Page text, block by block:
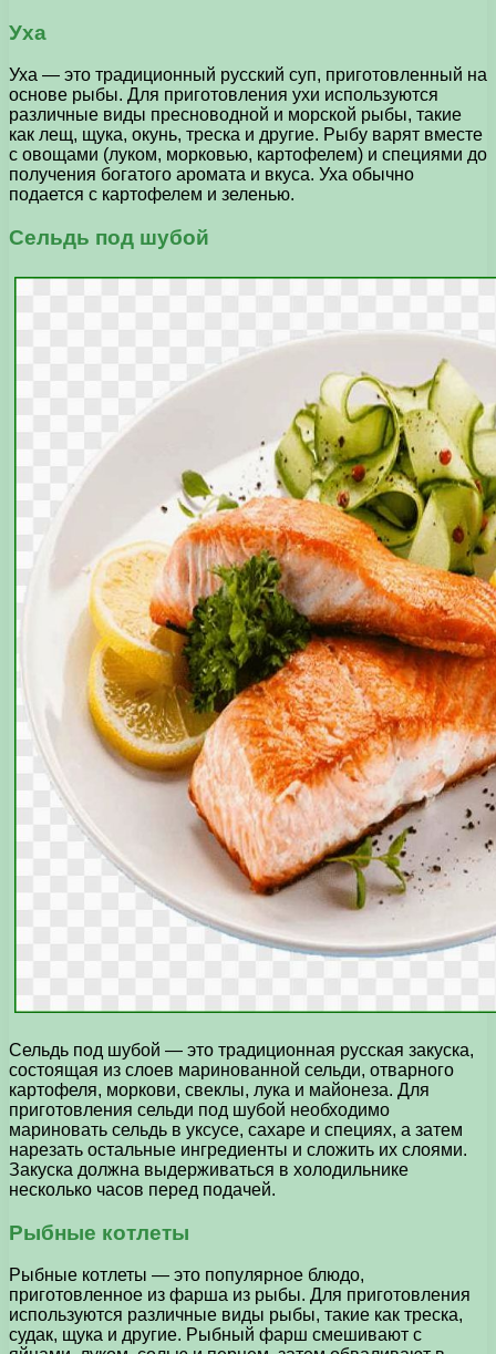
Уха
Уха — это традиционный русский суп, приготовленный на
основе рыбы. Для приготовления ухи используются
различные виды пресноводной и морской рыбы, такие
как лещ, щука, окунь, треска и другие. Рыбу варят вместе
с овощами (луком, морковью, картофелем) и специями до
получения богатого аромата и вкуса. Уха обычно
подается с картофелем и зеленью.
Сельдь под шубой
Сельдь под шубой — это традиционная русская закуска,
состоящая из слоев маринованной сельди, отварного
картофеля, моркови, свеклы, лука и майонеза. Для
приготовления сельди под шубой необходимо
мариновать сельдь в уксусе, сахаре и специях, а затем
нарезать остальные ингредиенты и сложить их слоями.
Закуска должна выдерживаться в холодильнике
несколько часов перед подачей.
Рыбные котлеты
Рыбные котлеты — это популярное блюдо,
приготовленное из фарша из рыбы. Для приготовления
используются различные виды рыбы, такие как треска,
судак, щука и другие. Рыбный фарш смешивают с